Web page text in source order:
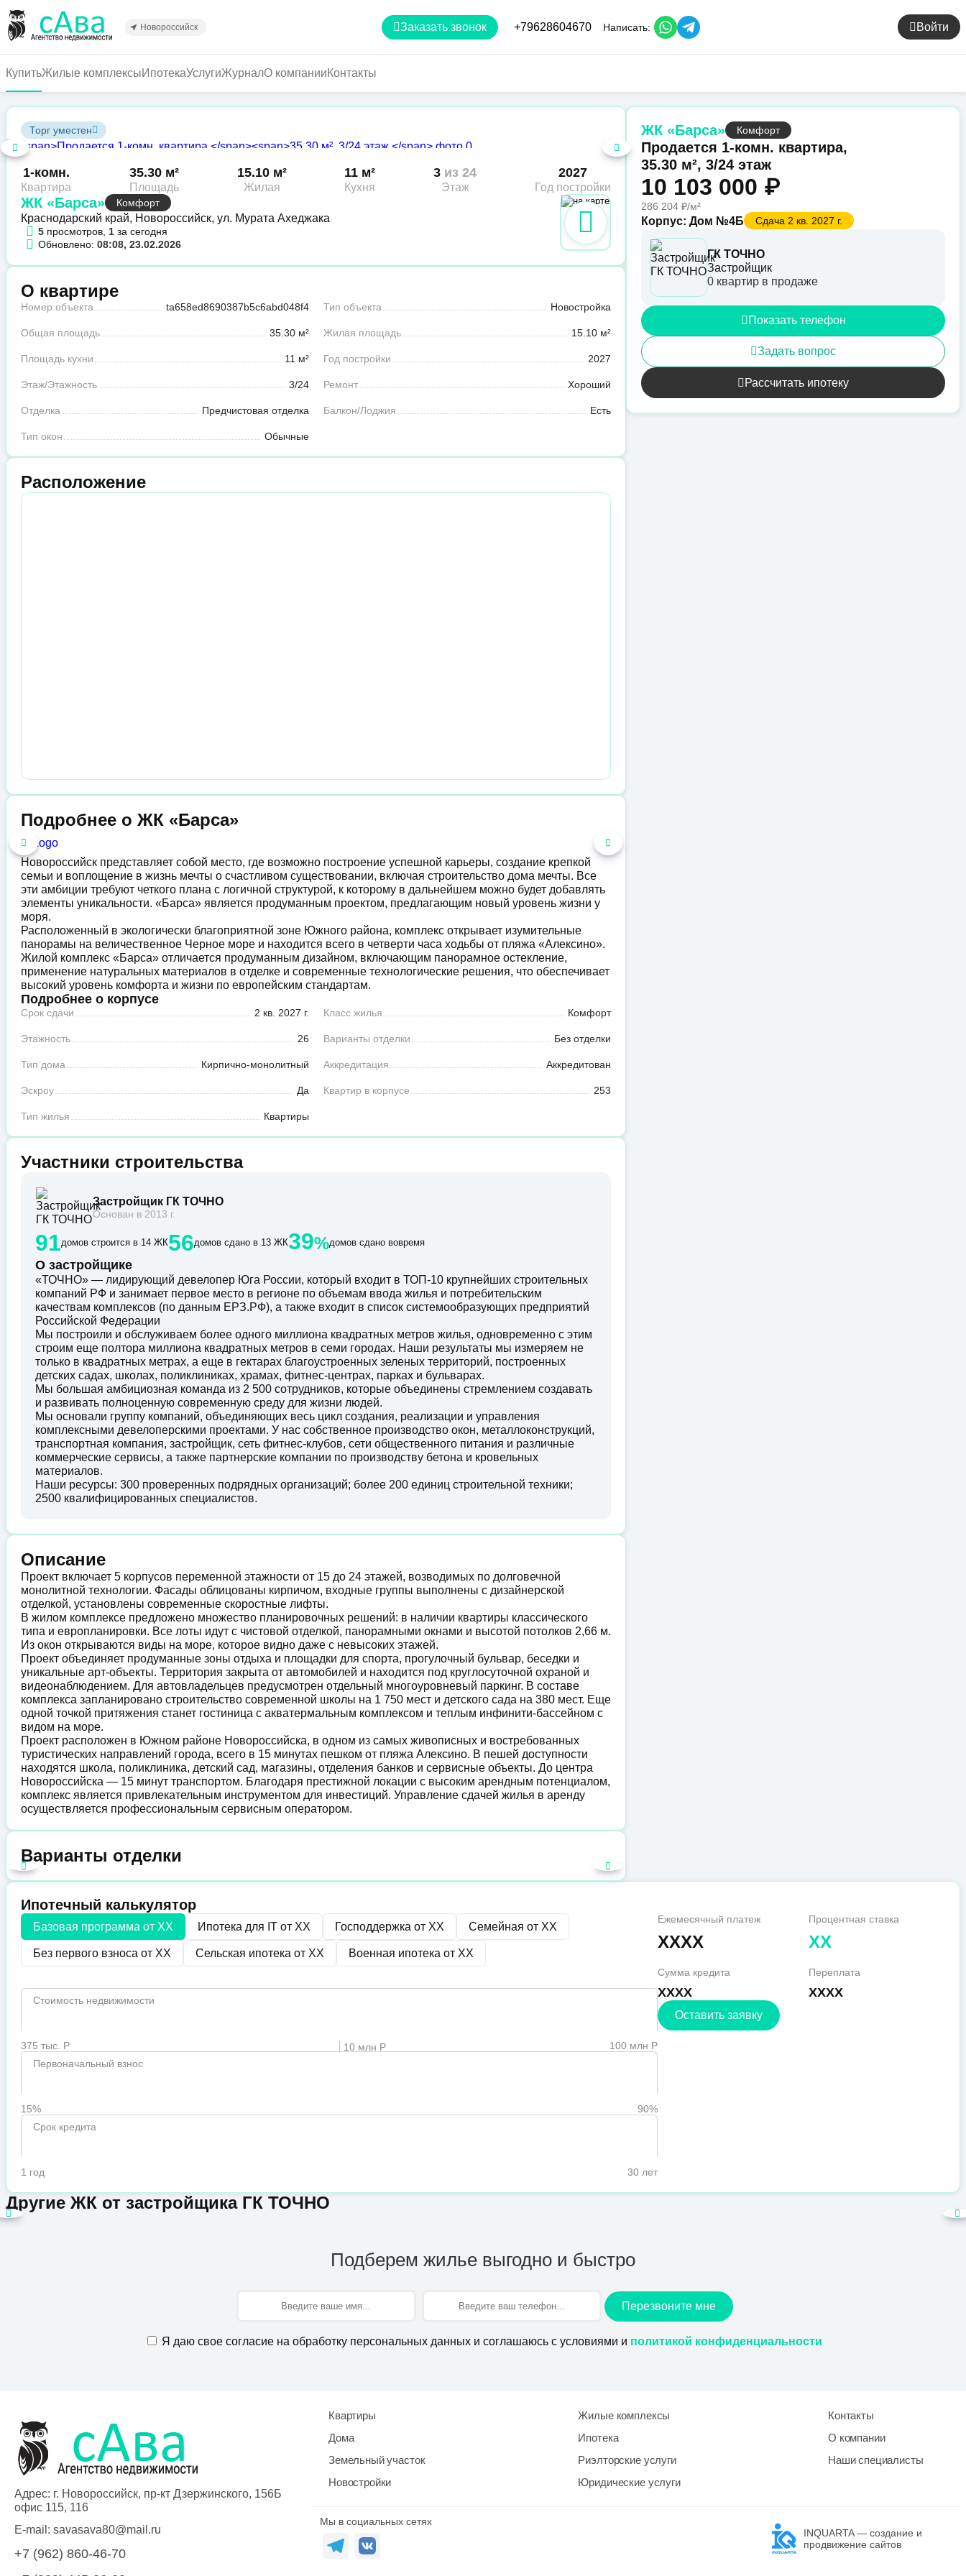
основному
Новороссийск Заказать звонок +79628604670 Написать: Войти
КупитьЖилые комплексыИпотекаУслугиЖурналО компанииКонтакты
Торг уместен
1-комн.
Квартира
35.30 м²
Площадь
15.10 м²
Жилая
11 м²
Кухня
3 из 24
Этаж
2027
Год постройки
ЖК «Барса» Комфорт
Краснодарский край, Новороссийск, ул. Мурата Ахеджака
5 просмотров, 1 за сегодня
Обновлено: 08:08, 23.02.2026
О квартире
Номер объекта ta658ed8690387b5c6abd048f4 Тип объекта Новостройка
Общая площадь 35.30 м² Жилая площадь 15.10 м²
Площадь кухни 11 м² Год постройки 2027
Этаж/Этажность 3/24 Ремонт Хороший
Отделка Предчистовая отделка Балкон/Лоджия Есть
Тип окон Обычные
Расположение
Подробнее о ЖК «Барса»
Новороссийск представляет собой место, где возможно построение успешной карьеры, создание крепкой
семьи и воплощение в жизнь мечты о счастливом существовании, включая строительство дома мечты. Все
эти амбиции требуют четкого плана с логичной структурой, к которому в дальнейшем можно будет добавлять
элементы уникальности. «Барса» является продуманным проектом, предлагающим новый уровень жизни у
моря.
Расположенный в экологически благоприятной зоне Южного района, комплекс открывает изумительные
панорамы на величественное Черное море и находится всего в четверти часа ходьбы от пляжа «Алексино».
Жилой комплекс «Барса» отличается продуманным дизайном, включающим панорамное остекление,
применение натуральных материалов в отделке и современные технологические решения, что обеспечивает
высокий уровень комфорта и жизни по европейским стандартам.
Подробнее о корпусе
Срок сдачи 2 кв. 2027 г. Класс жилья Комфорт
Этажность 26 Варианты отделки Без отделки
Тип дома Кирпично-монолитный Аккредитация Аккредитован
Эскроу Да Квартир в корпусе 253
Тип жилья Квартиры
Участники строительства
Застройщик ГК ТОЧНО
Основан в 2013 г.
91домов строится в 14 ЖК56домов сдано в 13 ЖК39%домов сдано вовремя
О застройщике
«ТОЧНО» — лидирующий девелопер Юга России, который входит в ТОП-10 крупнейших строительных
компаний РФ и занимает первое место в регионе по объемам ввода жилья и потребительским
качествам комплексов (по данным ЕРЗ.РФ), а также входит в список системообразующих предприятий
Российской Федерации
Мы построили и обслуживаем более одного миллиона квадратных метров жилья, одновременно с этим
строим еще полтора миллиона квадратных метров в семи городах. Наши результаты мы измеряем не
только в квадратных метрах, а еще в гектарах благоустроенных зеленых территорий, построенных
детских садах, школах, поликлиниках, храмах, фитнес-центрах, парках и бульварах.
Мы большая амбициозная команда из 2 500 сотрудников, которые объединены стремлением создавать
и развивать полноценную современную среду для жизни людей.
Мы основали группу компаний, объединяющих весь цикл создания, реализации и управления
комплексными девелоперскими проектами. У нас собственное производство окон, металлоконструкций,
транспортная компания, застройщик, сеть фитнес-клубов, сети общественного питания и различные
коммерческие сервисы, а также партнерские компании по производству бетона и кровельных
материалов.
Наши ресурсы: 300 проверенных подрядных организаций; более 200 единиц строительной техники;
2500 квалифицированных специалистов.
Описание
Проект включает 5 корпусов переменной этажности от 15 до 24 этажей, возводимых по долговечной
монолитной технологии. Фасады облицованы кирпичом, входные группы выполнены с дизайнерской
отделкой, установлены современные скоростные лифты.
В жилом комплексе предложено множество планировочных решений: в наличии квартиры классического
типа и европланировки. Все лоты идут с чистовой отделкой, панорамными окнами и высотой потолков 2,66 м.
Из окон открываются виды на море, которое видно даже с невысоких этажей.
Проект объединяет продуманные зоны отдыха и площадки для спорта, прогулочный бульвар, беседки и
уникальные арт-объекты. Территория закрыта от автомобилей и находится под круглосуточной охраной и
видеонаблюдением. Для автовладельцев предусмотрен отдельный многоуровневый паркинг. В составе
комплекса запланировано строительство современной школы на 1 750 мест и детского сада на 380 мест. Еще
одной точкой притяжения станет гостиница с акватермальным комплексом и теплым инфинити-бассейном с
видом на море.
Проект расположен в Южном районе Новороссийска, в одном из самых живописных и востребованных
туристических направлений города, всего в 15 минутах пешком от пляжа Алексино. В пешей доступности
находятся школа, поликлиника, детский сад, магазины, отделения банков и сервисные объекты. До центра
Новороссийска — 15 минут транспортом. Благодаря престижной локации с высоким арендным потенциалом,
комплекс является привлекательным инструментом для инвестиций. Управление сдачей жилья в аренду
осуществляется профессиональным сервисным оператором.
Варианты отделки
Продается 1-комн. квартира,
35.30 м², 3/24 этаж
10 103 000 ₽
286 204 ₽/м²
ЖК «Барса» Комфорт
Корпус: Дом №4Б Сдача 2 кв. 2027 г.
ГК ТОЧНО
Застройщик
0 квартир в продаже
Показать телефон
Задать вопрос
Рассчитать ипотеку
Ипотечный калькулятор
Базовая программа от XX Ипотека для IT от XX Господдержка от XX Семейная от XX
Без первого взноса от XX Сельская ипотека от XX Военная ипотека от XX
Стоимость недвижимости
375 тыс. Р 10 млн Р
100 млн Р
Первоначальный взнос
15%
90%
Срок кредита
1 год 30 лет
Ежемесячный платеж
XXXX
Процентная ставка
XX
Сумма кредита
XXXX
Переплата
XXXX
Оставить заявку
Другие ЖК от застройщика ГК ТОЧНО
Подберем жилье выгодно и быстро
Перезвоните мне
Я даю свое согласие на обработку персональных данных и соглашаюсь с условиями и политикой конфиденциальности
Адрес: г. Новороссийск, пр-кт Дзержинского, 156Б
офис 115, 116
E-mail: savasava80@mail.ru
+7 (962) 860-46-70
Квартиры
Дома
Земельный участок
Новостройки
Жилые комплексы
Ипотека
Риэлторские услуги
Юридические услуги
Контакты
О компании
Наши специалисты
Мы в социальных сетях
INQUARTA — создание и
продвижение сайтов